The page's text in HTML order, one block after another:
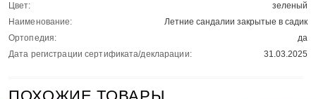
Цвет:
зеленый
Наименование:
Летние сандалии закрытые в садик
Ортопедия:
да
Дата регистрации сертификата/декларации:
31.03.2025